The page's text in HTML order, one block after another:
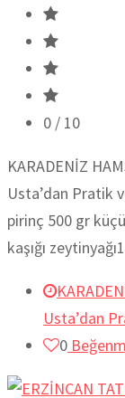
0 / 10
KARADENİZ
Usta’dan Pratik
pirinç 500 gr
kaşığı zeytinyağı1
Usta’dan
0